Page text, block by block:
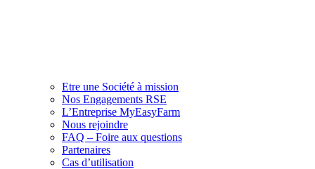
Etre une Société à mission
Nos Engagements RSE
L’Entreprise MyEasyFarm
Nous rejoindre
FAQ – Foire aux questions
Partenaires
Cas d’utilisation